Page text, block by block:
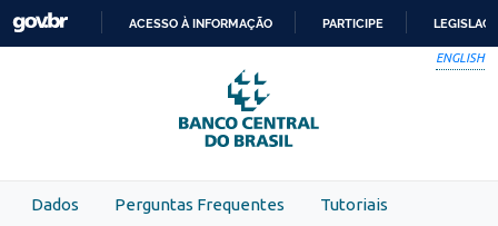
Skip to main content
PARA
O
CONTEÚDO
ACESSO À INFORMAÇÃO PARTICIPE
ENGLISH
Dados Perguntas Frequentes Tutoriais